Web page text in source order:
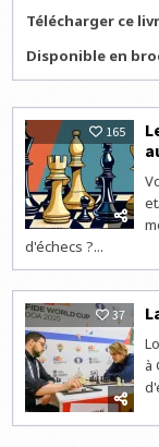
Télécharger ce
Disponible en
165
d'échecs ?...
37
à